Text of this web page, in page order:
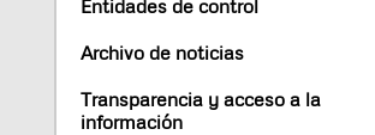
Entidades de control
Archivo de noticias
Transparencia y acceso a la
información